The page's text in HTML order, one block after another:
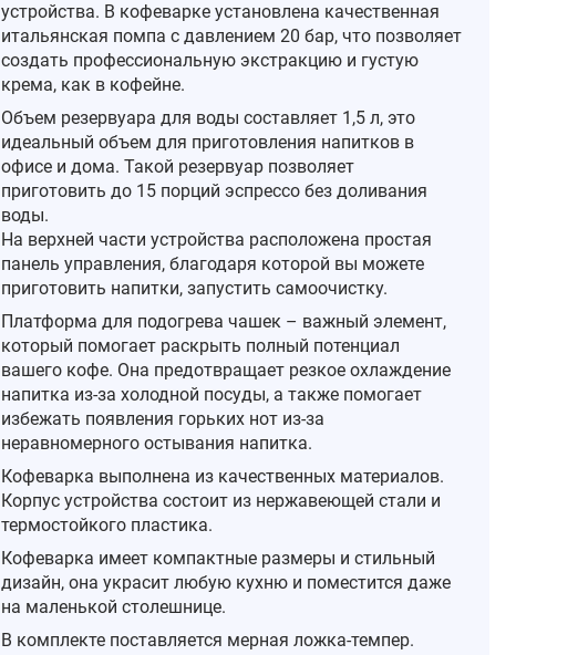
устройства. В кофеварке установлена качественная
итальянская помпа с давлением 20 бар, что позволяет
создать профессиональную экстракцию и густую
крема, как в кофейне.
Объем резервуара для воды составляет 1,5 л, это
идеальный объем для приготовления напитков в
офисе и дома. Такой резервуар позволяет
приготовить до 15 порций эспрессо без доливания
воды.
На верхней части устройства расположена простая
панель управления, благодаря которой вы можете
приготовить напитки, запустить самоочистку.
Платформа для подогрева чашек – важный элемент,
который помогает раскрыть полный потенциал
вашего кофе. Она предотвращает резкое охлаждение
напитка из-за холодной посуды, а также помогает
избежать появления горьких нот из-за
неравномерного остывания напитка.
Кофеварка выполнена из качественных материалов.
Корпус устройства состоит из нержавеющей стали и
термостойкого пластика.
Кофеварка имеет компактные размеры и стильный
дизайн, она украсит любую кухню и поместится даже
на маленькой столешнице.
В комплекте поставляется мерная ложка-темпер.